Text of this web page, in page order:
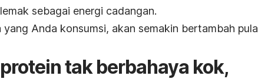
sebagai energi cadangan.
Anda konsumsi, akan semakin bertambah pula
tak berbahaya kok,